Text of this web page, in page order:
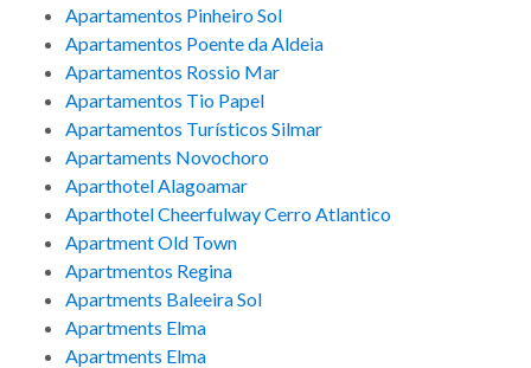
Apartamentos Pinheiro Sol
Apartamentos Poente da Aldeia
Apartamentos Rossio Mar
Apartamentos Tio Papel
Apartamentos Turísticos Silmar
Apartaments Novochoro
Aparthotel Alagoamar
Aparthotel Cheerfulway Cerro Atlantico
Apartment Old Town
Apartmentos Regina
Apartments Baleeira Sol
Apartments Elma
Apartments Elma